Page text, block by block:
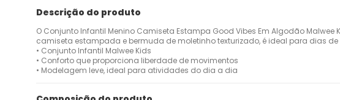
Descrição do produto
O Conjunto Infantil Menino Camiseta Estampa Good Vibes Em Algodão
camiseta estampada e bermuda de moletinho texturizado, é ideal para dias
• Conjunto Infantil Malwee Kids
• Conforto que proporciona liberdade de movimentos
• Modelagem leve, ideal para atividades do dia a dia